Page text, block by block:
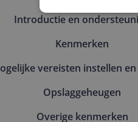
Introductie en
Kenmerken
vereisten instellen
Opslaggeheugen
Overige kenmerken